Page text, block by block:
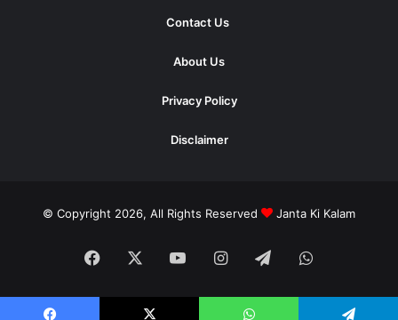
Contact Us
About Us
Privacy Policy
Disclaimer
© Copyright 2026, All Rights Reserved Janta Ki Kalam
Facebook YouTubeInstagram
TelegramWhatsApp